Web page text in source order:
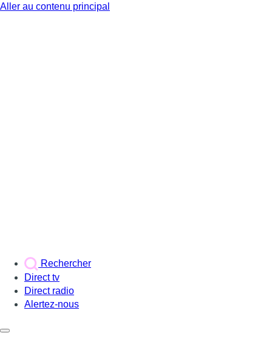
Aller au contenu principal
Rechercher
Direct tv
Direct radio
Alertez-nous